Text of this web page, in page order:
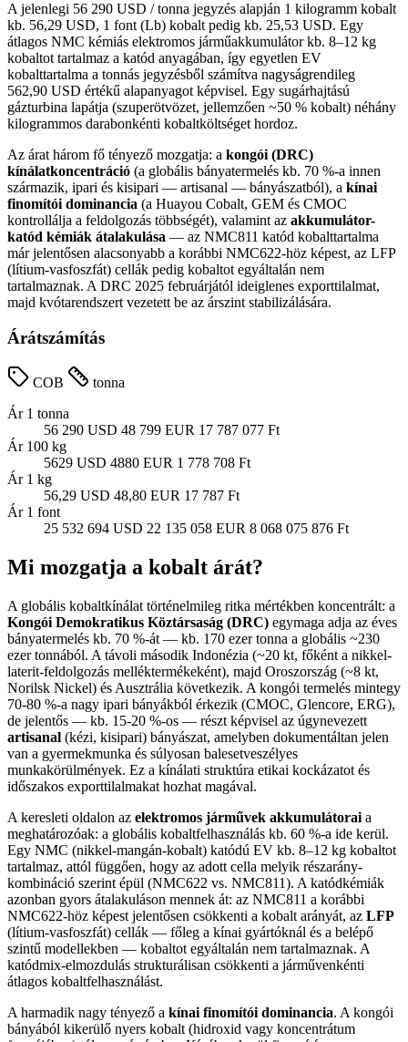
A jelenlegi 56 290 USD / tonna jegyzés alapján 1 kilogramm kobalt
kb. 56,29 USD, 1 font (Lb) kobalt pedig kb. 25,53 USD. Egy
átlagos NMC kémiás elektromos járműakkumulátor kb. 8–12 kg
kobaltot tartalmaz a katód anyagában, így egyetlen EV
kobalttartalma a tonnás jegyzésből számítva nagyságrendileg
562,90 USD értékű alapanyagot képvisel. Egy sugárhajtású
gázturbina lapátja (szuperötvözet, jellemzően ~50 % kobalt) néhány
kilogrammos darabonkénti kobaltköltséget hordoz.
Az árat három fő tényező mozgatja: a kongói (DRC)
kínálatkoncentráció (a globális bányatermelés kb. 70 %-a innen
származik, ipari és kisipari — artisanal — bányászatból), a kínai
finomítói dominancia (a Huayou Cobalt, GEM és CMOC
kontrollálja a feldolgozás többségét), valamint az akkumulátor-
katód kémiák átalakulása — az NMC811 katód kobalttartalma
már jelentősen alacsonyabb a korábbi NMC622-höz képest, az LFP
(lítium-vasfoszfát) cellák pedig kobaltot egyáltalán nem
tartalmaznak. A DRC 2025 februárjától ideiglenes exporttilalmat,
majd kvótarendszert vezetett be az árszint stabilizálására.
Árátszámítás
COB
tonna
Ár 1 tonna
56 290 USD 48 799 EUR 17 787 077 Ft
Ár 100 kg
5629 USD 4880 EUR 1 778 708 Ft
Ár 1 kg
56,29 USD 48,80 EUR 17 787 Ft
Ár 1 font
25 532 694 USD 22 135 058 EUR 8 068 075 876 Ft
Mi mozgatja a kobalt árát?
A globális kobaltkínálat történelmileg ritka mértékben koncentrált: a
Kongói Demokratikus Köztársaság (DRC) egymaga adja az éves
bányatermelés kb. 70 %-át — kb. 170 ezer tonna a globális ~230
ezer tonnából. A távoli második Indonézia (~20 kt, főként a nikkel-
laterit-feldolgozás melléktermékeként), majd Oroszország (~8 kt,
Norilsk Nickel) és Ausztrália következik. A kongói termelés mintegy
70-80 %-a nagy ipari bányákból érkezik (CMOC, Glencore, ERG),
de jelentős — kb. 15-20 %-os — részt képvisel az úgynevezett
artisanal (kézi, kisipari) bányászat, amelyben dokumentáltan jelen
van a gyermekmunka és súlyosan balesetveszélyes
munkakörülmények. Ez a kínálati struktúra etikai kockázatot és
időszakos exporttilalmakat hozhat magával.
A keresleti oldalon az elektromos járművek akkumulátorai a
meghatározóak: a globális kobaltfelhasználás kb. 60 %-a ide kerül.
Egy NMC (nikkel-mangán-kobalt) katódú EV kb. 8–12 kg kobaltot
tartalmaz, attól függően, hogy az adott cella melyik részarány-
kombináció szerint épül (NMC622 vs. NMC811). A katódkémiák
azonban gyors átalakuláson mennek át: az NMC811 a korábbi
NMC622-höz képest jelentősen csökkenti a kobalt arányát, az LFP
(lítium-vasfoszfát) cellák — főleg a kínai gyártóknál és a belépő
szintű modellekben — kobaltot egyáltalán nem tartalmaznak. A
katódmix-elmozdulás strukturálisan csökkenti a járművenkénti
átlagos kobaltfelhasználást.
A harmadik nagy tényező a kínai finomítói dominancia. A kongói
bányából kikerülő nyers kobalt (hidroxid vagy koncentrátum